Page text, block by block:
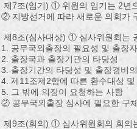
제7조(임기) ① 위원의 임기는 2년
② 지방선거에 따라 새로운 의회가
제8조(심사대상) ① 심사위원회는
1. 공무국외출장의 필요성 및 출장
2. 출장국과 출장기관의 타당성
3. 출장기간의 타당성 및 출장경비
4. 제11조제2항에 따른 환수대상
5. 그 밖에 의장이 요청하는 사항
② 공무국외출장 심사에 필요한 구
제9조(회의) ① 심사위원회의 회의